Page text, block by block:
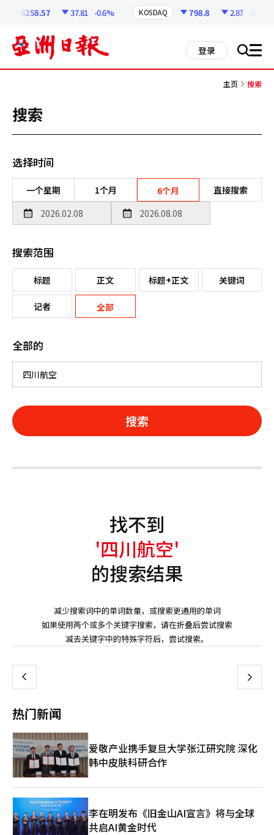
6258.57 37.81 -0.6% KOSDAQ 798.8 2.87 -0.36%
登录 搜 all
主页 搜索
搜索
选择时间
一个星期 1个月 6个月 直接搜索
搜索范围
标题 正文 标题+正文 关键词
记者 全部
全部的
搜索
找不到
'四川航空'
的搜索结果
减少搜索词中的单词数量，或搜索更通用的单词
如果使用两个或多个关键字搜索，请在折叠后尝试搜索
减去关键字中的特殊字符后，尝试搜索。
上 下
热门新闻
爱敬产业携手复旦大学张江研究院 深化
韩中皮肤科研合作
李在明发布《旧金山AI宣言》将与全球
共启AI黄金时代